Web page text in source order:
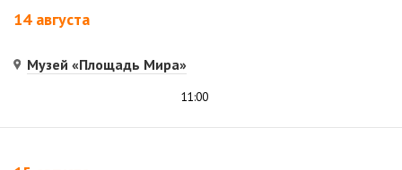
14 августа
Музей «Площадь Мира»
11:00